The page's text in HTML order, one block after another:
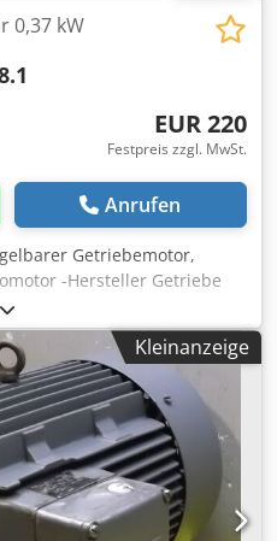
0,37 kW
EUR 220
Festpreis zzgl. MwSt.
Anrufen
Getriebemotor,
-Hersteller Getriebe
Motor ATB Typ: ERFY
regelbar: 111 bis
-höhe Wellenachse:
-Anzahl: 2 Stück Motoren
370/254/H190
Kleinanzeige